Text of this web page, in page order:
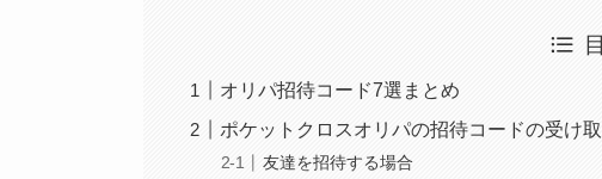
オリパ招待コード7選まとめ
ポケットクロスオリパの招待コードの受け
友達を招待する場合